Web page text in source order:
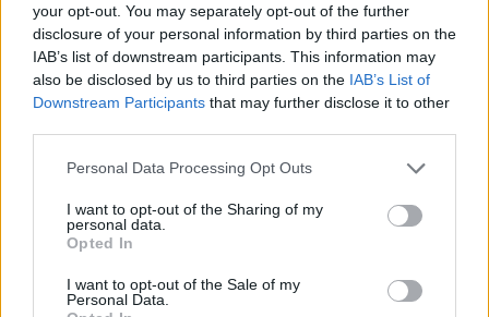
your opt-out. You may separately opt-out of the further
disclosure of your personal information by third parties on the
IAB’s list of downstream participants. This information may
also be disclosed by us to third parties on the IAB’s List of
Downstream Participants that may further disclose it to other
Personal Data Processing Opt Outs
I want to opt-out of the Sharing of my
personal data.
Opted In
I want to opt-out of the Sale of my
Personal Data.
@COOLHOMEGR